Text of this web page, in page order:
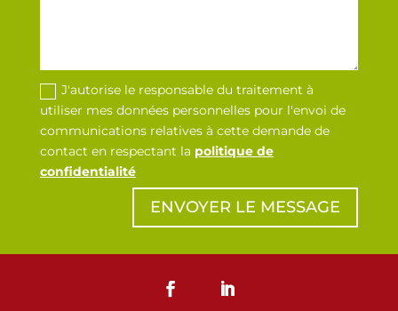
J'autorise le responsable du traitement à
utiliser mes données personnelles pour l'envoi de
communications relatives à cette demande de
contact en respectant la politique de
confidentialité
ENVOYER LE MESSAGE